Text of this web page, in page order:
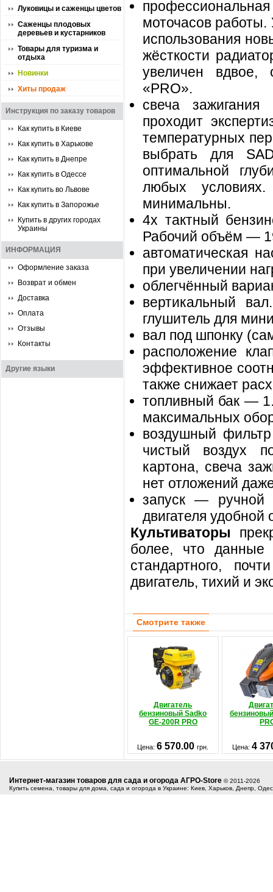
Луковицы и саженцы цветов
Саженцы плодовых
деревьев и кустарников
Товары для туризма и
отдыха
Новинки
Хиты продаж
Инструкция по заказу товаров
Как купить в Киеве
Как купить в Харькове
Как купить в Днепре
Как купить в Одессе
Как купить во Львове
Как купить в Запорожье
Купить в других городах
Украины
ИНФОРМАЦИЯ
Оформление заказа
Возврат и обмен
Доставка
Оплата
Отзывы
Контакты
Другие языки
моточасов работы.
использования
жёсткости
увеличен вдвое,
«PRO».
свеча
проходит
температурных
выбрать для
оптимальной
любых
минимальны.
4х тактный
Рабочий объём —
автоматическая
при увеличении
облегчённый
вертикальный
глушитель для
вал под шпонку
расположение
эффективное
также снижает
топливный бак —
максимальных
воздушный
чистый воздух
картона, свеча
нет отложений
запуск — ручной
двигателя
Культиваторы
более, что данные
стандартного,
двигатель, тихий и
Смотрите также
Двигатель
бензиновый Sadko
GE-200R PRO
Цена:6 570.00грн. Цена: 4
Интернет-магазин товаров для сада и огорода АГРО-Store © 2011-2026
Купить семена, товары для дома, сада и огорода в Украине: Киев, Харьков, Днепр,